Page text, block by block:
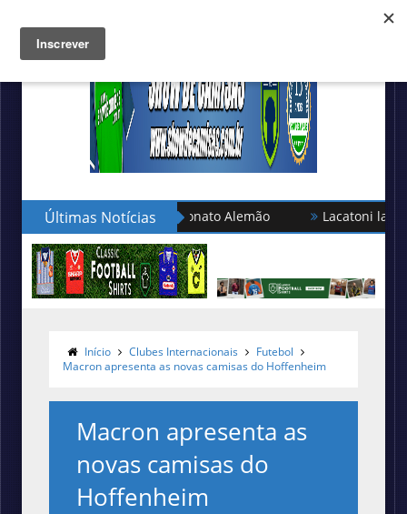
Últimas Notícias
turca no Campeonato Alemão Lacatoni lança as novas
Início Clubes Internacionais
Futebol
Macron apresenta as novas camisas do Hoffenheim
Macron apresenta as
novas camisas do
Hoffenheim